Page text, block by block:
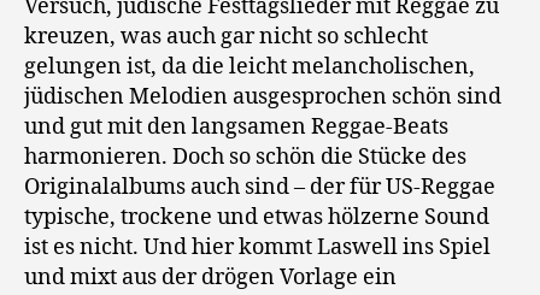
Versuch, jüdische Festtagslieder mit Reggae zu
kreuzen, was auch gar nicht so schlecht
gelungen ist, da die leicht melancholischen,
jüdischen Melodien ausgesprochen schön sind
und gut mit den langsamen Reggae-Beats
harmonieren. Doch so schön die Stücke des
Originalalbums auch sind – der für US-Reggae
typische, trockene und etwas hölzerne Sound
ist es nicht. Und hier kommt Laswell ins Spiel
und mixt aus der drögen Vorlage ein